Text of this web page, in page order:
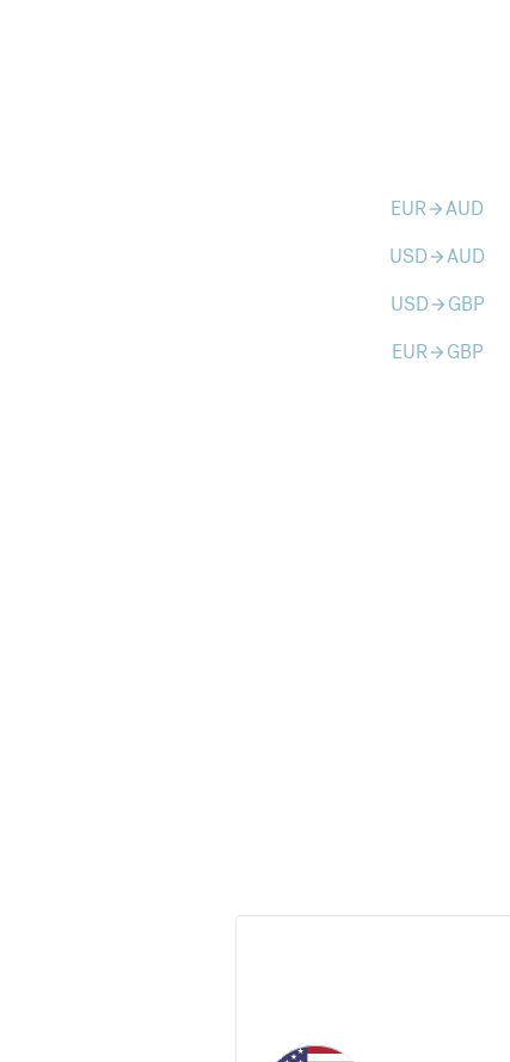
EURarrow_forwardAUD
USDarrow_forwardAUD
USDarrow_forward GBP
EURarrow_forward GBP